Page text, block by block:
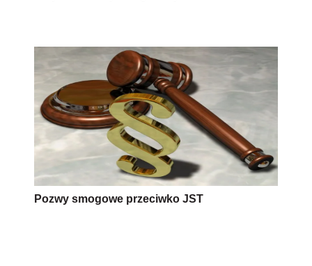
Pozwy smogowe przeciwko JST